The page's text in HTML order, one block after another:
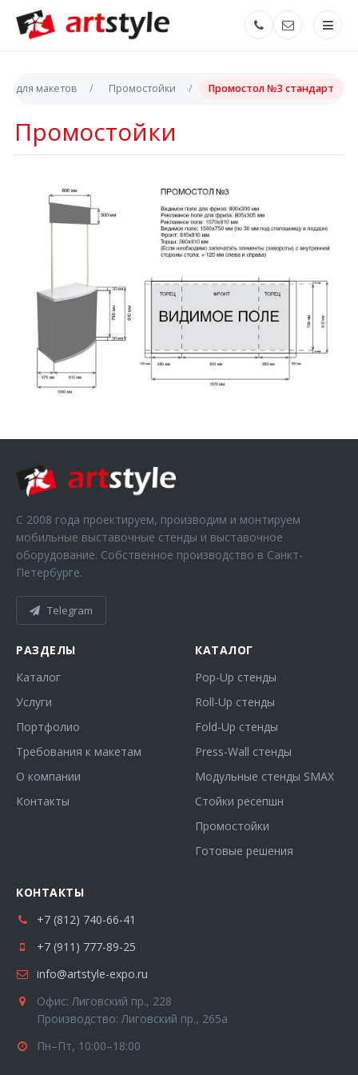
для макетов Промостойки Промостол №3 стандарт
Промостойки
С 2008 года проектируем, производим и монтируем
мобильные выставочные стенды и выставочное
оборудование. Собственное производство в Санкт-
Петербурге.
Telegram
РАЗДЕЛЫ
Каталог
Услуги
Портфолио
Требования к макетам
О компании
Контакты
КАТАЛОГ
Pop-Up стенды
Roll-Up стенды
Fold-Up стенды
Press-Wall стенды
Модульные стенды SMAX
Стойки ресепшн
Промостойки
Готовые решения
КОНТАКТЫ
+7 (812) 740-66-41
+7 (911) 777-89-25
info@artstyle-expo.ru
Офис: Лиговский пр., 228
Производство: Лиговский пр., 265а
Пн–Пт, 10:00–18:00